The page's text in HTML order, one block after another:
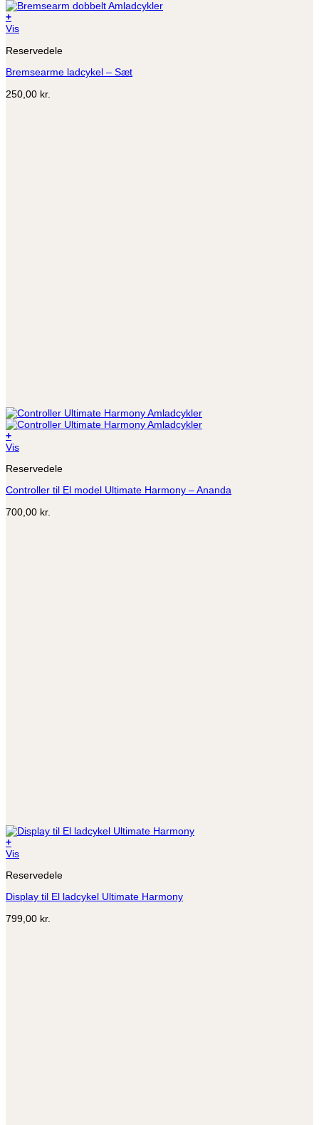
+
Dette
har
varianter.
kan
Vis
Reservedele
Bremsearme ladcykel – Sæt
250,00 kr.
+
Vis
Reservedele
Controller til El model Ultimate Harmony – Ananda
700,00 kr.
+
Vis
Reservedele
Display til El ladcykel Ultimate Harmony
799,00 kr.